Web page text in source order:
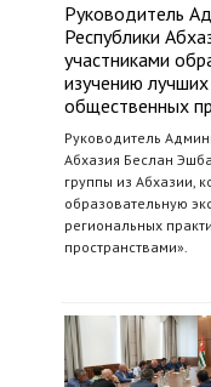
Руководитель
Республики
участниками
изучению лучших
общественных
Руководитель
Абхазия Беслан
группы из Абхазии,
образовательную
региональных
пространствами».